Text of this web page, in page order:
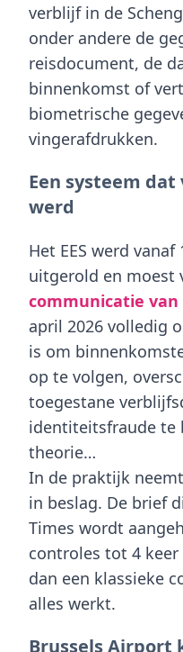
verblijf in de
onder andere de
reisdocument, de
binnenkomst of
biometrische
vingerafdrukken.
Een systeem
werd
Het EES werd
uitgerold en moest
communicatie van
april 2026 volledig
is om
op te volgen,
toegestane
identiteitsfraude te
theorie…
In de praktijk
in beslag. De brief
Times wordt
controles tot 4
dan een klassieke
alles werkt.
Brussels Airport